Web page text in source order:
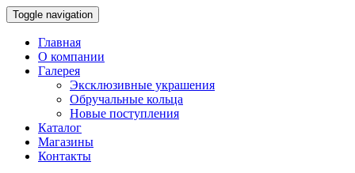
Toggle navigation
Главная
О компании
Галерея
Эксклюзивные украшения
Обручальные кольца
Новые поступления
Каталог
Магазины
Контакты